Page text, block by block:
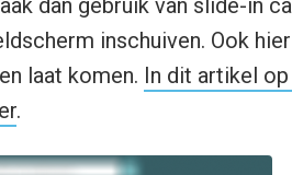
dan gebruik van slide-in
inschuiven. Ook
laat komen. In dit artikel
.